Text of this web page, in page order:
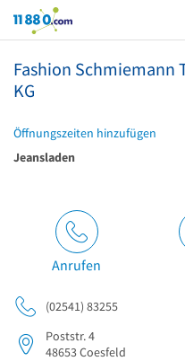
11880.com
Fashion Schmiemann
KG
Öffnungszeiten hinzufügen
Jeansladen
Anrufen
(02541) 83255
Poststr. 4
48653Coesfeld